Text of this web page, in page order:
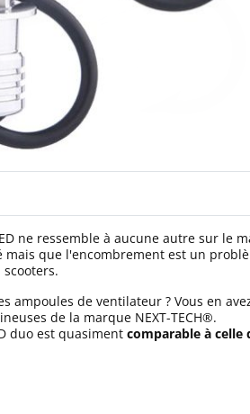
ne ressemble à aucune autre sur le
que l'encombrement est un
ampoules de ventilateur ? Vous en
de la marque NEXT-TECH®.
duo est quasiment comparable à